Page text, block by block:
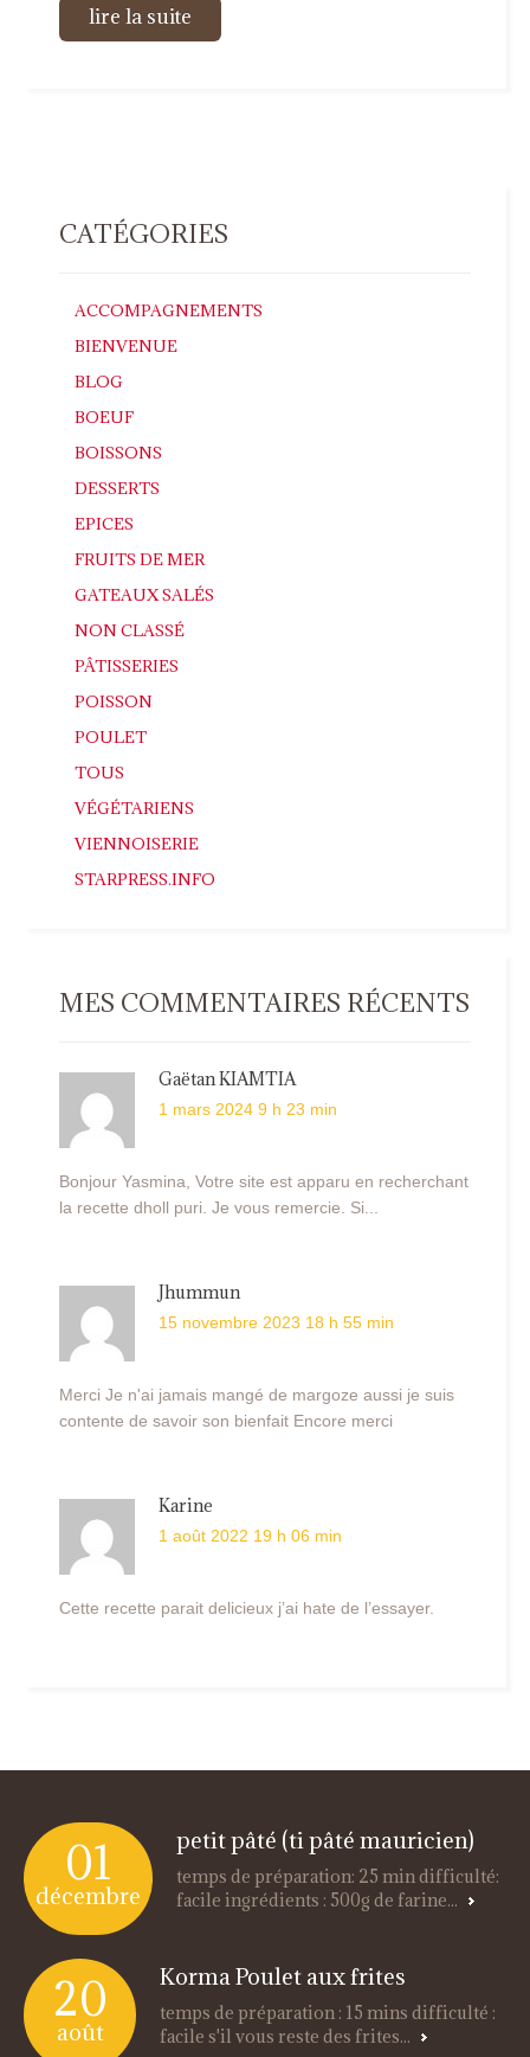
lire la suite
CATÉGORIES
ACCOMPAGNEMENTS
BIENVENUE
BLOG
BOEUF
BOISSONS
DESSERTS
EPICES
FRUITS DE MER
GATEAUX SALÉS
NON CLASSÉ
PÂTISSERIES
POISSON
POULET
TOUS
VÉGÉTARIENS
VIENNOISERIE
STARPRESS.INFO
MES COMMENTAIRES RÉCENTS
Gaëtan KIAMTIA
1 mars 2024 9 h 23 min
Bonjour Yasmina, Votre site est apparu en recherchant
la recette dholl puri. Je vous remercie. Si...
Jhummun
15 novembre 2023 18 h 55 min
Merci Je n'ai jamais mangé de margoze aussi je suis
contente de savoir son bienfait Encore merci
Karine
1 août 2022 19 h 06 min
Cette recette parait delicieux j’ai hate de l’essayer.
01
décembre
petit pâté (ti pâté mauricien)
temps de préparation: 25 min difficulté:
facile ingrédients : 500g de farine...
20
août
Korma Poulet aux frites
temps de préparation : 15 mins difficulté :
facile s'il vous reste des frites...